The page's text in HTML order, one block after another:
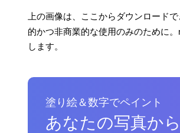
上の画像は、ここからダウンロード
的かつ非商業的な使用のみのために
します。
塗り絵＆数字でペイント
あなたの写真か